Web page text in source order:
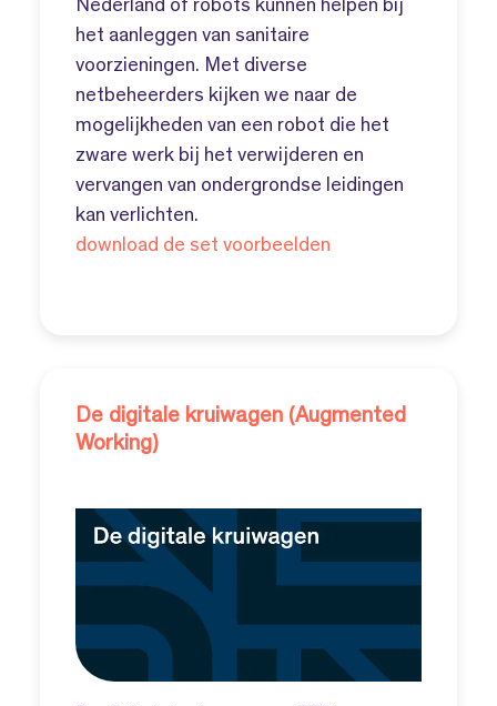
Nederland of robots kunnen helpen bij
het aanleggen van sanitaire
voorzieningen. Met diverse
netbeheerders kijken we naar de
mogelijkheden van een robot die het
zware werk bij het verwijderen en
vervangen van ondergrondse leidingen
kan verlichten.
download de set voorbeelden
De digitale kruiwagen (Augmented
Working)